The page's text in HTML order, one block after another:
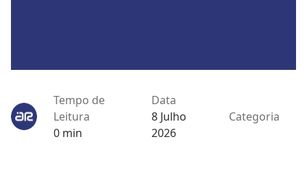
Tempo de
Leitura
0 min
Data
8 Julho
2026
Categoria